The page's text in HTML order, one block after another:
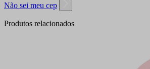
Não sei meu cep
Produtos relacionados